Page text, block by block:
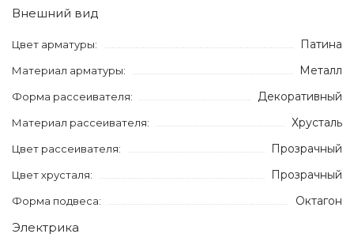
Внешний вид
Цвет арматуры: Патина
Материал арматуры: Металл
Форма рассеивателя: Декоративный
Материал рассеивателя: Хрусталь
Цвет рассеивателя: Прозрачный
Цвет хрусталя: Прозрачный
Форма подвеса: Октагон
Электрика